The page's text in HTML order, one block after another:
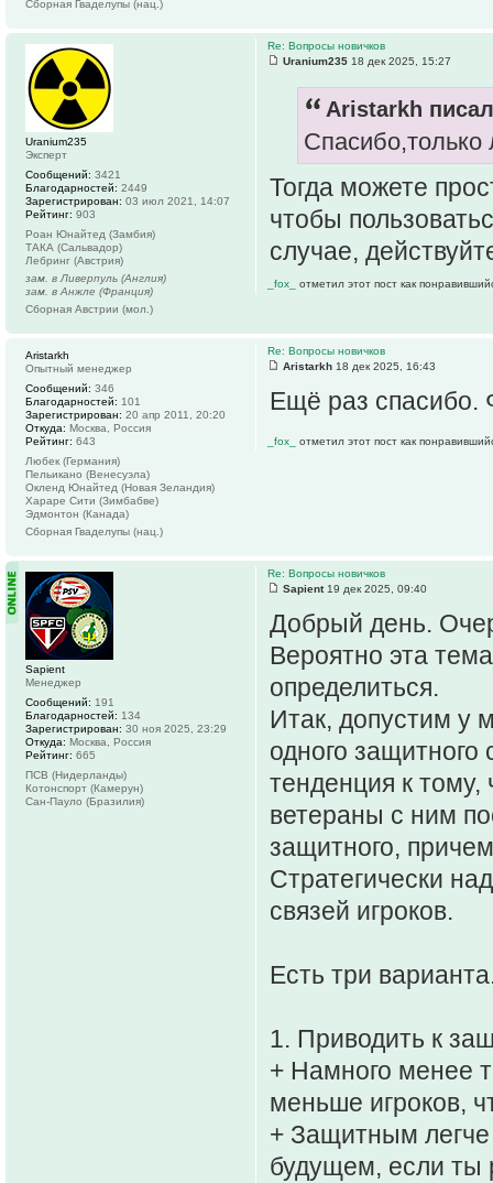
Сборная Гваделупы (нац.)
Re: Вопросы новичков
Uranium235 18 дек 2025, 15:27
Aristarkh
Спасибо,только
Тогда можете
чтобы
случае,
_fox_ отметил этот пост как
Uranium235
Эксперт
Сообщений: 3421
Благодарностей: 2449
Зарегистрирован: 03 июл 2021, 14:07
Рейтинг: 903
Роан Юнайтед (Замбия)
ТАКА (Сальвадор)
Лебринг (Австрия)
зам. в Ливерпуль (Англия)
зам. в Анжле (Франция)
Сборная Австрии (мол.)
Re: Вопросы новичков
Aristarkh 18 дек 2025, 16:43
Ещё раз спасибо.
_fox_ отметил этот пост как
Aristarkh
Опытный менеджер
Сообщений: 346
Благодарностей: 101
Зарегистрирован: 20 апр 2011, 20:20
Откуда: Москва, Россия
Рейтинг: 643
Любек (Германия)
Пельикано (Венесуэла)
Окленд Юнайтед (Новая Зеландия)
Хараре Сити (Зимбабве)
Эдмонтон (Канада)
Сборная Гваделупы (нац.)
Re: Вопросы новичков
Sapient19 дек 2025, 09:40
Добрый день.
Вероятно эта
определиться.
Итак, допустим у
одного защитного
тенденция к тому,
ветераны с ним
защитного,
Стратегически
связей игроков.
Есть три
1. Приводить к
+ Намного менее
меньше игроков,
+ Защитным легче
будущем, если ты
Sapient
Менеджер
Сообщений: 191
Благодарностей: 134
Зарегистрирован: 30 ноя 2025, 23:29
Откуда: Москва, Россия
Рейтинг: 665
ПСВ (Нидерланды)
Котонспорт (Камерун)
Сан-Пауло (Бразилия)